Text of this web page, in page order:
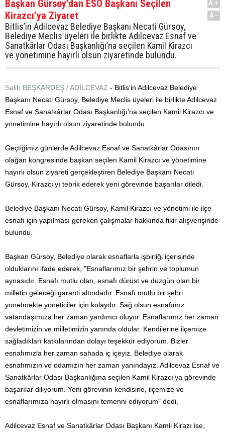
Başkan Gürsoy’dan ESO Başkanı Seçilen
Kirazcı’ya Ziyaret
Bitlis’in Adilcevaz Belediye Başkanı Necati Gürsoy,
Belediye Meclis üyeleri ile birlikte Adilcevaz Esnaf ve
Sanatkârlar Odası Başkanlığı’na seçilen Kamil Kirazcı
ve yönetimine hayırlı olsun ziyaretinde bulundu.
A+
A-
Salih BEŞKARDEŞ / ADİLCEVAZ - Bitlis’in Adilcevaz Belediye
Başkanı Necati Gürsoy, Belediye Meclis üyeleri ile birlikte Adilcevaz
Esnaf ve Sanatkârlar Odası Başkanlığı’na seçilen Kamil Kirazcı ve
yönetimine hayırlı olsun ziyaretinde bulundu.
Geçtiğimiz günlerde Adilcevaz Esnaf ve Sanatkârlar Odasının
olağan kongresinde başkan seçilen Kamil Kirazcı ve yönetimine
hayırlı olsun ziyareti gerçekleştiren Belediye Başkanı Necati
Gürsoy, Kirazcı’yı tebrik ederek yeni görevinde başarılar diledi.
Belediye Başkanı Necati Gürsoy, Kamil Kirazcı ve yönetimi ile ilçe
esnafı için yapılması gereken çalışmalar hakkında fikir alışverişinde
bulundu.
Başkan Gürsoy, Belediye olarak esnaflarla işbirliği içerisinde
olduklarını ifade ederek, "Esnaflarımız bir şehrin ve toplumun
aynasıdır. Esnafı mutlu olan, esnafı dürüst ve düzgün olan bir
milletin geleceği garanti altındadır. Esnafı mutlu bir şehri
yönetmekte yöneticiler için kolaydır. Sağ olsun esnafımız
vatandaşımıza her zaman yardımcı oluyor. Esnaflarımız her zaman
devletimizin ve milletimizin yanında oldular. Kendilerine ilçemize
sağladıkları katkılarından dolayı teşekkür ediyorum. Bizler
esnafımızla her zaman sahada iç içeyiz. Belediye olarak
esnafımızın ve odamızın her zaman yanındayız. Adilcevaz Esnaf ve
Sanatkârlar Odası Başkanlığına seçilen Kamil Kirazcı’ya görevinde
başarılar diliyorum. Yeni görevinin kendisine, ilçemize ve
esnaflarımıza hayırlı olmasını temenni ediyorum" dedi.
Adilcevaz Esnaf ve Sanatkârlar Odası Başkanı Kamil Kirazı ise,